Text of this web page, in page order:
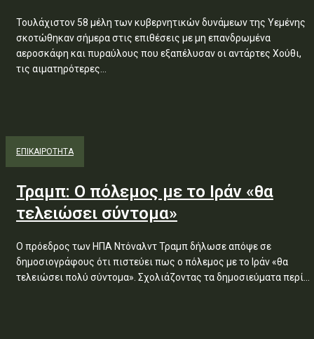
Τουλάχιστον 58 μέλη των κυβερνητικών δυνάμεων της Υεμένης
σκοτώθηκαν σήμερα στις επιθέσεις με μη επανδρωμένα
αεροσκάφη και πυραύλους που εξαπέλυσαν οι αντάρτες Χούθι,
τις αιματηρότερες...
ΕΠΙΚΑΙΡΟΤΗΤΑ
Τραμπ: Ο πόλεμος με το Ιράν «θα
τελειώσει σύντομα»
Ο πρόεδρος των ΗΠΑ Ντόναλντ Τραμπ δήλωσε απόψε σε
δημοσιογράφους ότι πιστεύει πως ο πόλεμος με το Ιράν «θα
τελειώσει πολύ σύντομα». Σχολιάζοντας τα δημοσιεύματα περί...